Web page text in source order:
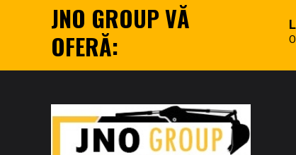
JNO GROUP VĂ
OFERĂ: